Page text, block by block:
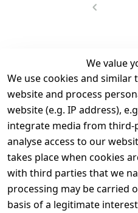
We value
We use cookies and
website and process
website (e.g. IP address),
integrate media from
analyse access to our
takes place when cookies
with third parties that we
processing may be carried
basis of a legitimate
Legal
Terms and
Conditions
Legal
disclosure
Privacy Policy
Declaration of
accessibility
Contact
Register